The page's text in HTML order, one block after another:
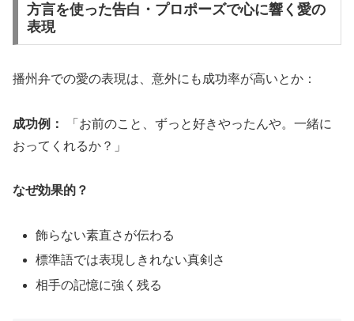
方言を使った告白・プロポーズで心に響く愛の
表現
播州弁での愛の表現は、意外にも成功率が高いとか：
成功例：
「お前のこと、ずっと好きやったんや。一緒に
おってくれるか？」
なぜ効果的？
飾らない素直さが伝わる
標準語では表現しきれない真剣さ
相手の記憶に強く残る